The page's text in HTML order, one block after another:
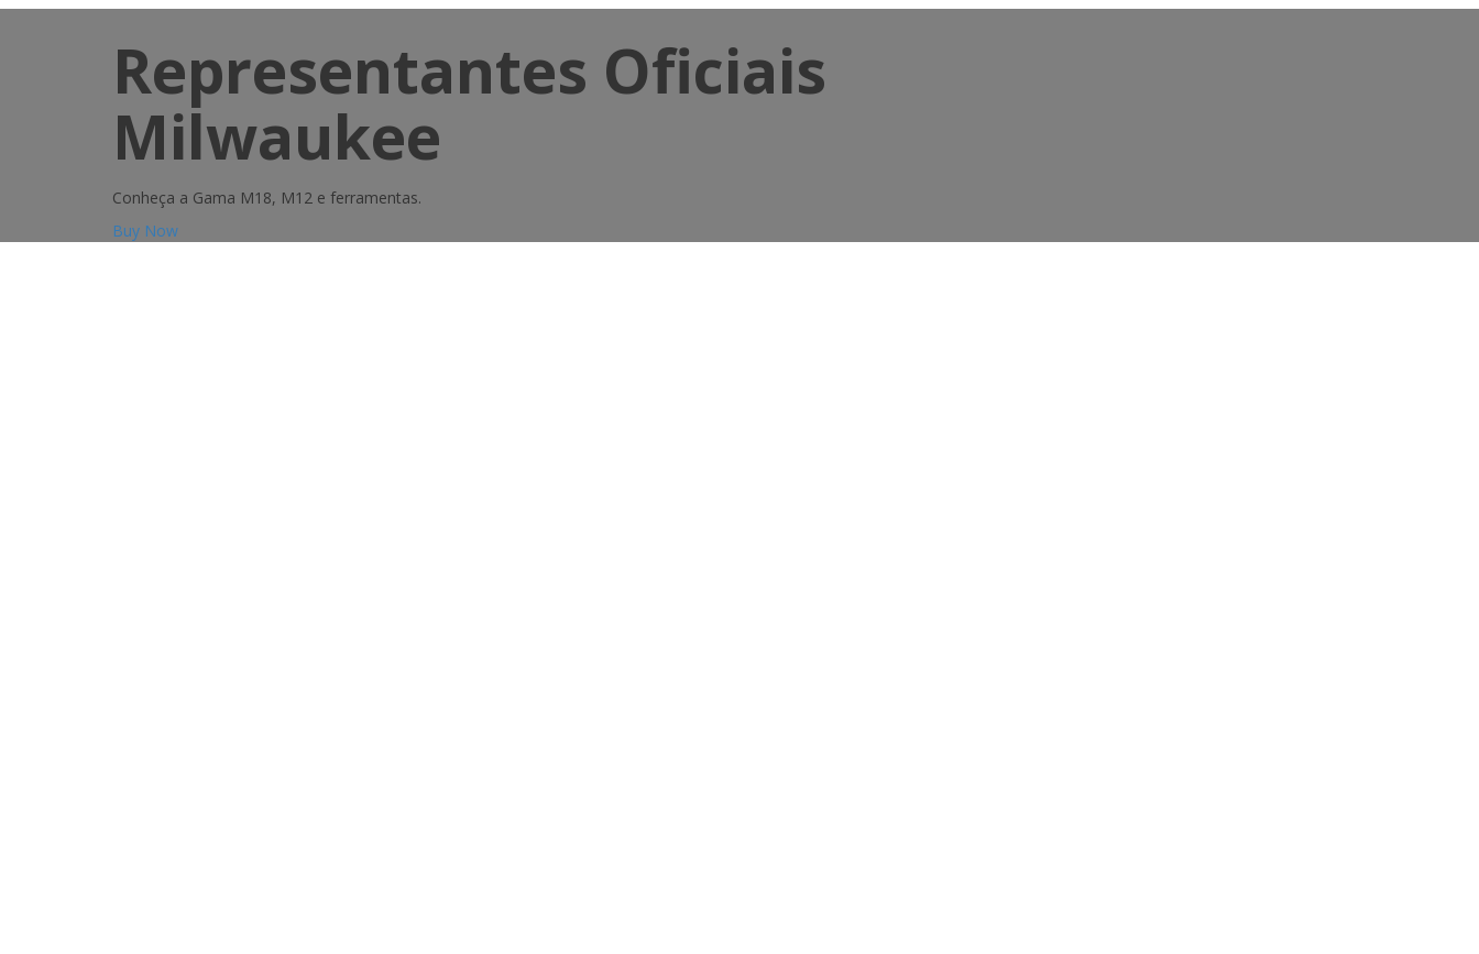
Representantes Oficiais
Milwaukee
Conheça a Gama M18, M12 e ferramentas.
Buy Now